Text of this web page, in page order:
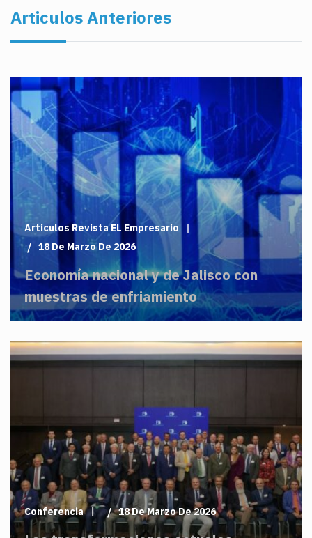
Articulos Anteriores
Articulos Revista EL Empresario
18 De Marzo De 2026
Economía nacional y de Jalisco con
muestras de enfriamiento
Conferencia 18 De Marzo De 2026